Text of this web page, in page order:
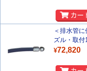
＜排水管
ズル・取
¥72,820